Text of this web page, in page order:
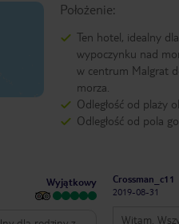
Położenie:
Ten hotel, idealny
wypoczynku nad
w centrum Malgrat
morza.
Odległość od plaży
Odległość od pola
Wyjątkowy
Crossman_c11
2019-08-31
Witam.